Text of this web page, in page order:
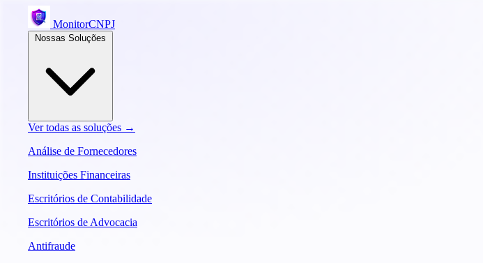
MonitorCNPJ
Ver todas as soluções →
Análise de Fornecedores
Instituições Financeiras
Escritórios de Contabilidade
Escritórios de Advocacia
Antifraude